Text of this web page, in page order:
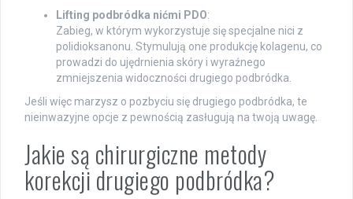
Lifting podbródka nićmi PDO:
Zabieg, w którym wykorzystuje się specjalne nici z
polidioksanonu. Stymulują one produkcję kolagenu, co
prowadzi do ujędrnienia skóry i wyraźnego
zmniejszenia widoczności drugiego podbródka.
Jeśli więc marzysz o pozbyciu się drugiego podbródka, te
nieinwazyjne opcje z pewnością zasługują na twoją uwagę.
Jakie są chirurgiczne metody
korekcji drugiego podbródka?